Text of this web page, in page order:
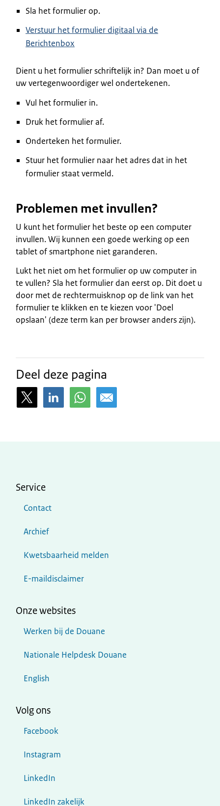
Sla het formulier op.
Verstuur het formulier digitaal via de
Berichtenbox
Dient u het formulier schriftelijk in? Dan moet u of
uw vertegenwoordiger wel ondertekenen.
Vul het formulier in.
Druk het formulier af.
Onderteken het formulier.
Stuur het formulier naar het adres dat in het
formulier staat vermeld.
Problemen met invullen?
U kunt het formulier het beste op een computer
invullen. Wij kunnen een goede werking op een
tablet of smartphone niet garanderen.
Lukt het niet om het formulier op uw computer in
te vullen? Sla het formulier dan eerst op. Dit doet u
door met de rechtermuisknop op de link van het
formulier te klikken en te kiezen voor 'Doel
opslaan' (deze term kan per browser anders zijn).
Deel deze pagina
Service
Contact
Archief
Kwetsbaarheid melden
E-maildisclaimer
Onze websites
Werken bij de Douane
Nationale Helpdesk Douane
English
Volg ons
Facebook
Instagram
LinkedIn
LinkedIn zakelijk